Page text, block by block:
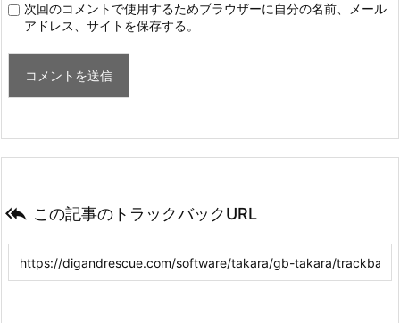
次回のコメントで使用するためブラウザーに自分の名前、メール
アドレス、サイトを保存する。
 この記事のトラックバックURL